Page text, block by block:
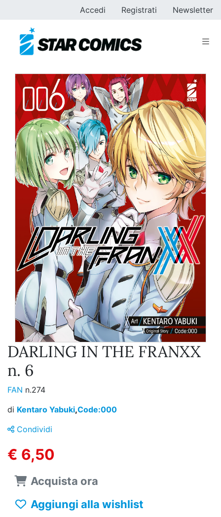
Accedi Registrati Newsletter
DARLING IN THE FRANXX
n. 6
FAN n.274
di Kentaro Yabuki,Code:000
Condividi
€ 6,50
Acquista ora
Aggiungi alla wishlist